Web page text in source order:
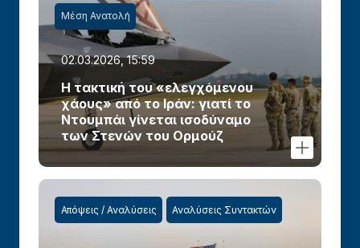
Μέση Ανατολή
02.03.2026, 15:59
Η τακτική του «ελεγχόμενου
χάους» από το Ιράν: γιατί το
Ντουμπάι γίνεται ισοδύναμο
των Στενών του Ορμούζ
Απόψεις / Αναλύσεις Αναλύσεις Συντακτών